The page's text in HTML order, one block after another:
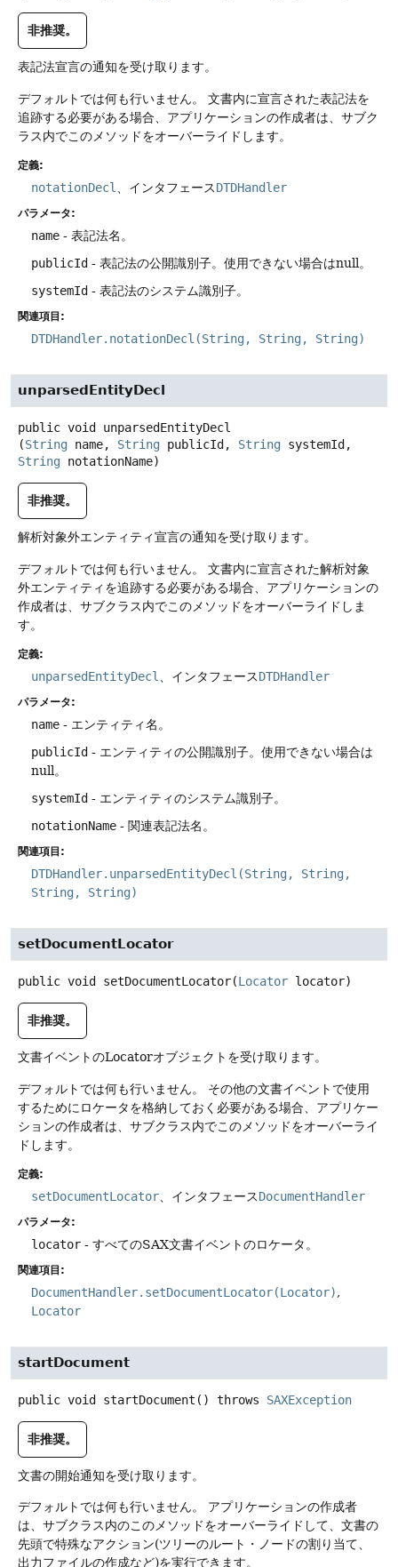
非推奨。
表記法宣言の通知を受け取ります。
デフォルトでは何も行いません。
文書内に宣言された表記法を
追跡する必要がある場合、アプリケーションの作成者は、サブク
ラス内でこのメソッドをオーバーライドします。
定義:
notationDecl 、インタフェースDTDHandler
パラメータ:
name - 表記法名。
publicId - 表記法の公開識別子。使用できない場合はnull。
systemId - 表記法のシステム識別子。
関連項目:
DTDHandler.notationDecl(String, String, String)
unparsedEntityDecl
public void
unparsedEntityDecl
(String name, String publicId, String
String notationName)
非推奨。
解析対象外エンティティ宣言の通知を受け取ります。
デフォルトでは何も行いません。
文書内に宣言された解析対象
外エンティティを追跡する必要がある場合、アプリケーションの
作成者は、サブクラス内でこのメソッドをオーバーライドしま
す。
定義:
unparsedEntityDecl 、インタフェースDTDHandler
パラメータ:
name - エンティティ名。
publicId - エンティティの公開識別子。使用できない場合は
null。
systemId - エンティティのシステム識別子。
notationName - 関連表記法名。
関連項目:
DTDHandler.unparsedEntityDecl(String, String,
String, String)
setDocumentLocator
public void setDocumentLocator(Locator locator)
非推奨。
文書イベントのLocatorオブジェクトを受け取ります。
デフォルトでは何も行いません。
その他の文書イベントで使用
するためにロケータを格納しておく必要がある場合、アプリケー
ションの作成者は、サブクラス内でこのメソッドをオーバーライ
ドします。
定義:
setDocumentLocator 、インタフェースDocumentHandler
パラメータ:
locator - すべてのSAX文書イベントのロケータ。
関連項目:
DocumentHandler.setDocumentLocator(Locator)
Locator
startDocument
public void startDocument () throws SAXException
非推奨。
文書の開始通知を受け取ります。
デフォルトでは何も行いません。
アプリケーションの作成者
は、サブクラス内のこのメソッドをオーバーライドして、文書の
先頭で特殊なアクション(ツリーのルート・ノードの割り当て、
出力ファイルの作成など)を実行できます。